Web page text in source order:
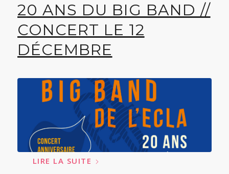
20 ANS DU BIG BAND //
CONCERT LE 12
DÉCEMBRE
LIRE LA SUITE